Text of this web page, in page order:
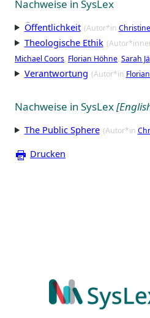
Nachweise in SysLex
Öffentlichkeit (Autor*in
Theologische Ethik
Michael Coors Florian Höhne Sarah
Verantwortung (Autor*in
Nachweise in SysLex
The Public Sphere (Autor*in
Drucken